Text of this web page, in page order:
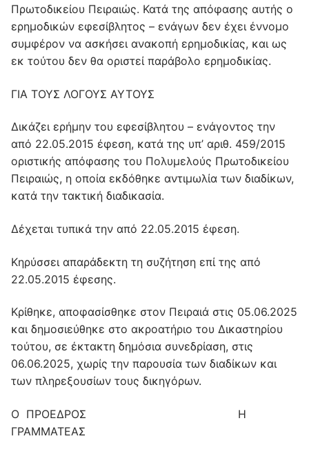
Πρωτοδικείου Πειραιώς. Κατά της απόφασης αυτής ο
ερημοδικών εφεσίβλητος – ενάγων δεν έχει έννομο
συμφέρον να ασκήσει ανακοπή ερημοδικίας, και ως
εκ τούτου δεν θα οριστεί παράβολο ερημοδικίας.
ΓΙΑ ΤΟΥΣ ΛΟΓΟΥΣ ΑΥΤΟΥΣ
Δικάζει ερήμην του εφεσίβλητου – ενάγοντος την
από 22.05.2015 έφεση, κατά της υπ’ αριθ. 459/2015
οριστικής απόφασης του Πολυμελούς Πρωτοδικείου
Πειραιώς, η οποία εκδόθηκε αντιμωλία των διαδίκων,
κατά την τακτική διαδικασία.
Δέχεται τυπικά την από 22.05.2015 έφεση.
Κηρύσσει απαράδεκτη τη συζήτηση επί της από
22.05.2015 έφεσης.
Κρίθηκε, αποφασίσθηκε στον Πειραιά στις 05.06.2025
και δημοσιεύθηκε στο ακροατήριο του Δικαστηρίου
τούτου, σε έκτακτη δημόσια συνεδρίαση, στις
06.06.2025, χωρίς την παρουσία των διαδίκων και
των πληρεξουσίων τους δικηγόρων.
Ο ΠΡΟΕΔΡΟΣ Η
ΓΡΑΜΜΑΤΕΑΣ